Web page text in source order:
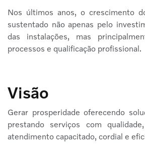
Nos últimos anos, o crescimento
sustentado não apenas pelo
das instalações, mas
processos e qualificação profissional.
Visão
Gerar prosperidade oferecendo
prestando serviços com
atendimento capacitado, cordial e